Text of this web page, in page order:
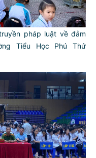
pháp luật về đảm
Tiểu Học Phú Thứ